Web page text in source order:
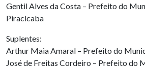
Gentil Alves da Costa – Prefeito do
Piracicaba
Suplentes:
Arthur Maia Amaral – Prefeito do
José de Freitas Cordeiro – Prefeito do